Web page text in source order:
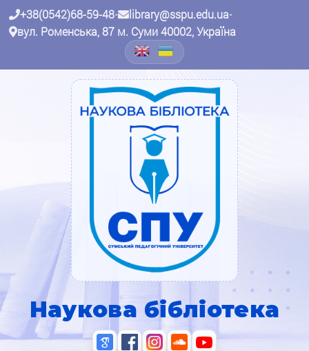
+38(0542)68-59-48• library@sspu.edu.ua•
вул. Роменська, 87 м. Суми 40002, Україна
Наукова бібліотека